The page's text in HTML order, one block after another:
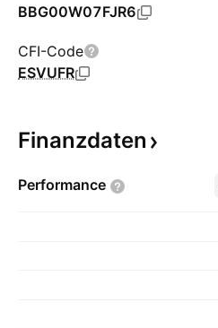
BBG00W07FJR6
CFI-Code
ESVUFR
Finanzdaten
Performance